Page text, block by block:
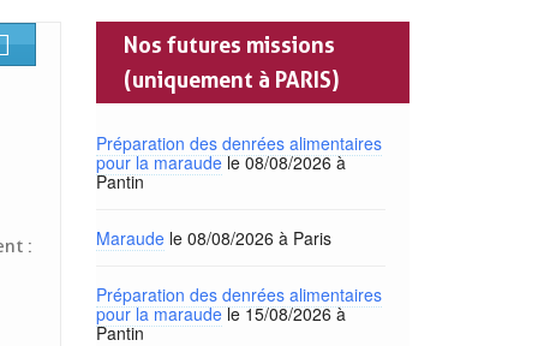
:
Nos futures missions
(uniquement à PARIS)
Préparation des denrées alimentaires
pour la maraudele 08/08/2026 à
Pantin
Maraude le 08/08/2026 à Paris
Préparation des denrées alimentaires
pour la maraudele 15/08/2026 à
Pantin